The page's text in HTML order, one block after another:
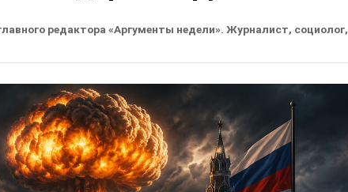
редактора «Аргументы недели». Журналист, социолог,